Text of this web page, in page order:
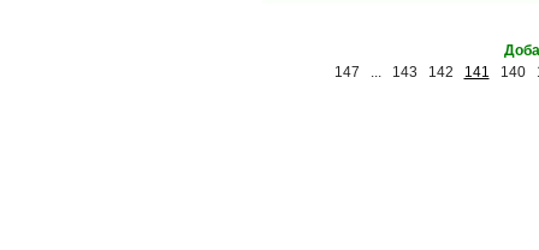
147
... 143 142 141 140